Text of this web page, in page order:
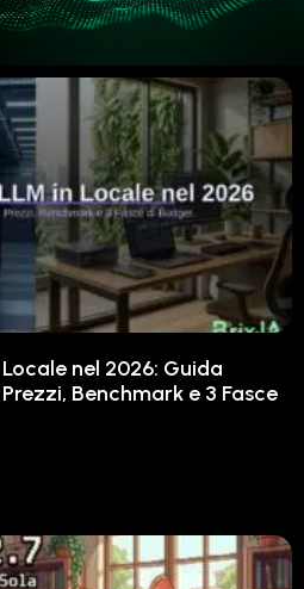
nel 2026: Guida
Benchmark e 3 Fasce